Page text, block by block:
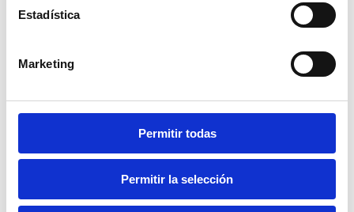
Estadística
Marketing
Permitir todas
Permitir la selección
Escrito por Natalia Gutiérrez V.
Compartir:
Más Posts